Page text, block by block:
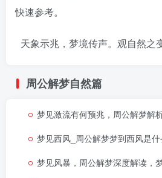
快速参考。
天象示兆，梦境传声。观自然之
周公解梦自然篇
梦见激流有何预兆，周公解梦解
梦见西风_周公解梦梦到西风是什么
梦见风暴，周公解梦深度解读，